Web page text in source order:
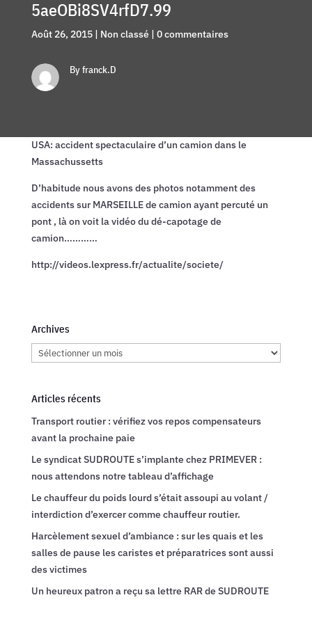
5aeOBi8SV4rfD7.99
Août 26, 2015| Non classé| 0 commentaires
By franck.D
USA: accident spectaculaire d’un camion dans le
Massachussetts
D’habitude nous avons des photos notamment des
accidents sur MARSEILLE de camion ayant percuté un
pont , là on voit la vidéo du dé-capotage de
camion…………
http://videos.lexpress.fr/actualite/societe/
Archives
Archives
Articles récents
Transport routier : vérifiez vos repos compensateurs
avant la prochaine paie
Le syndicat SUDROUTE s’implante chez PRIMEVER :
nous attendons notre tableau d’affichage
Le chauffeur du poids lourd s’était assoupi au volant /
interdiction d’exercer comme chauffeur routier.
Harcèlement sexuel d’ambiance : sur les quais et les
salles de pause les caristes et préparatrices sont aussi
des victimes
Un heureux patron a reçu sa lettre RAR de SUDROUTE